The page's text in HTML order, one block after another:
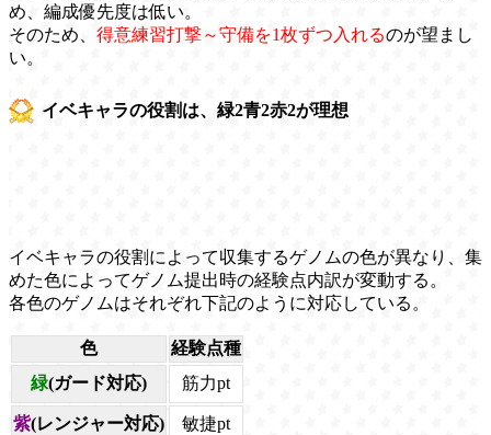
め、編成優先度は低い。
そのため、 得意練習打撃～守備を1枚ずつ入れるのが望まし
い。
イベキャラの役割は、緑2青2赤2が理想
イベキャラの役割によって収集するゲノムの色が異なり、集
めた色によってゲノム提出時の経験点内訳が変動する。
各色のゲノムはそれぞれ下記のように対応している。
色
経験点種
緑(ガード対応) 筋力pt
紫(レンジャー対応) 敏捷pt